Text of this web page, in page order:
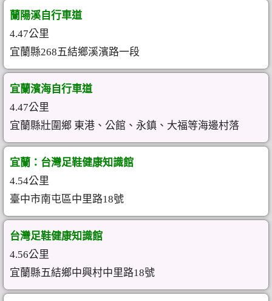
蘭陽溪自行車道
4.47公里
宜蘭縣268五結鄉溪濱路一段
宜蘭濱海自行車道
4.47公里
宜蘭縣壯圍鄉 東港、公館、永鎮、大福等海邊村落
宜蘭：台灣足鞋健康知識館
4.54公里
臺中市南屯區中里路18號
台灣足鞋健康知識館
4.56公里
宜蘭縣五結鄉中興村中里路18號